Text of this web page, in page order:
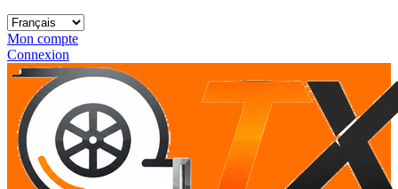
Mon compte
Connexion